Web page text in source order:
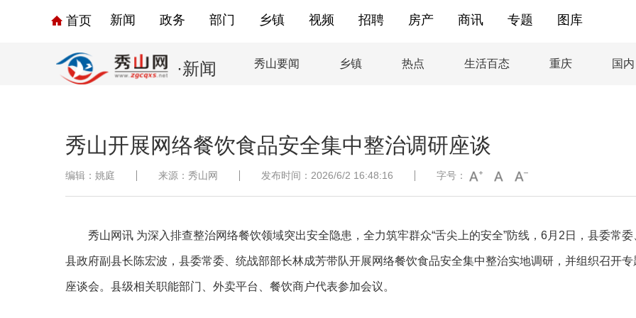
首页 新闻 政务 部门 乡镇 视频 招聘 房产 商讯 专题 图库
·新闻 秀山要闻 乡镇 热点 生活百态 重庆 国内
秀山开展网络餐饮食品安全集中整治调研座谈
编辑：姚庭 来源：秀山网 发布时间：2026/6/2 16:48:16 字号：
秀山网讯 为深入排查整治网络餐饮领域突出安全隐患，全力筑牢群众“舌尖上的安全”防线，6月2日，县委常委
县政府副县长陈宏波，县委常委、统战部部长林成芳带队开展网络餐饮食品安全集中整治实地调研，并组织召开专
座谈会。县级相关职能部门、外卖平台、餐饮商户代表参加会议。